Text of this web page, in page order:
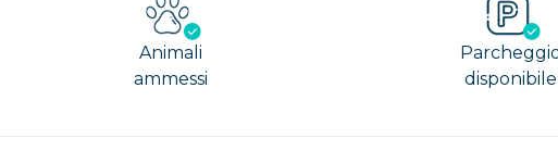
è stato ideato dal designer Óscar Tusquets Blanca.
tre particolari piramidi con base esagonale, rivestite da
Animali
ammessi
disponibile